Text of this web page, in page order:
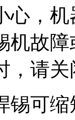
心，
机故
，请
锡可